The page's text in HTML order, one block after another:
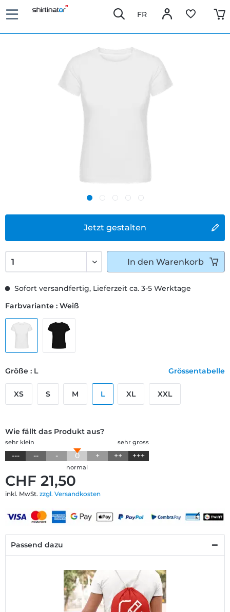
FR
Jetzt gestalten
CHF 21,50
inkl. MwSt. zzgl. Versandkosten
Sofort versandfertig, Lieferzeit ca. 3-5 Werktage
Farbvariante : Weiß
Größe : L Grössentabelle
XS S M L XL XXL
Wie fällt das Produkt aus?
sehr gross
sehr klein
--- -- - 0 + ++ +++
normal
In den Warenkorb
Passend dazu